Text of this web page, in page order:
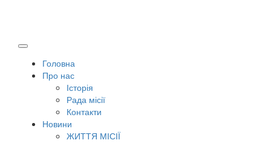
Головна
Про нас
Історія
Рада місії
Контакти
Новини
ЖИТТЯ МІСІЇ